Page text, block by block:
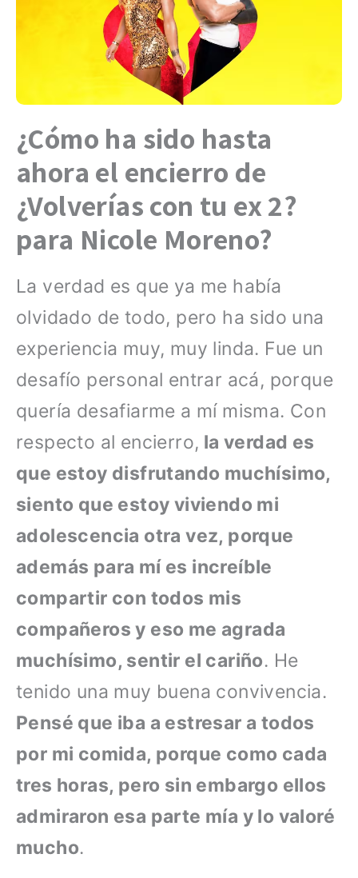
¿Cómo ha sido hasta
ahora el encierro de
¿Volverías con tu ex 2?
para Nicole Moreno?
La verdad es que ya me había
olvidado de todo, pero ha sido una
experiencia muy, muy linda. Fue un
desafío personal entrar acá, porque
quería desafiarme a mí misma. Con
respecto al encierro, la verdad es
que estoy disfrutando muchísimo,
siento que estoy viviendo mi
adolescencia otra vez, porque
además para mí es increíble
compartir con todos mis
compañeros y eso me agrada
muchísimo, sentir el cariño. He
tenido una muy buena convivencia.
Pensé que iba a estresar a todos
por mi comida, porque como cada
tres horas, pero sin embargo ellos
admiraron esa parte mía y lo valoré
mucho.